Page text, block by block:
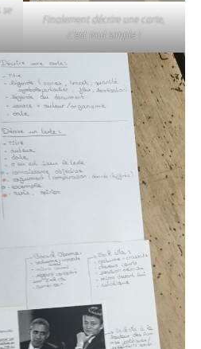
se
Finalement décrire une carte,
c’est tout simple !